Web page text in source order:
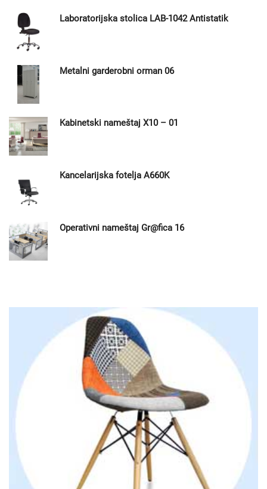
Laboratorijska stolica LAB-1042 Antistatik
Metalni garderobni orman 06
Kabinetski nameštaj X10 – 01
Kancelarijska fotelja A660K
Operativni nameštaj Gr@fica 16